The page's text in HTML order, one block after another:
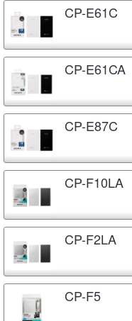
CP-E61C
CP-E61CA
CP-E87C
CP-F10LA
CP-F2LA
CP-F5